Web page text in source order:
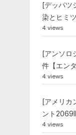
[デッパツ
染とヒミ
4 views
[アンソロ
件【エンタ
4 views
[アメリカ
ント2069II
4 views